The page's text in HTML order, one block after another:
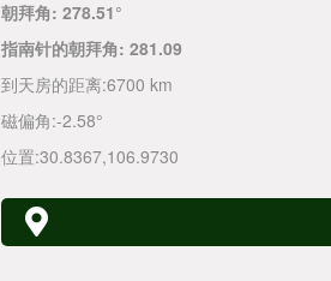
朝拜角: 278.51°
指南针的朝拜角: 281.09
到天房的距离:6700 km
磁偏角:-2.58°
位置:30.8367,106.9730